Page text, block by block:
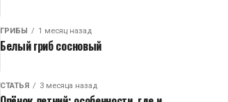
ГРИБЫ 1 месяц назад
Белый гриб сосновый
СТАТЬЯ 3 месяца назад